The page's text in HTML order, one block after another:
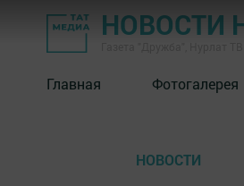
НОВОСТИ
Главная Фотогалерея
НОВОСТИ